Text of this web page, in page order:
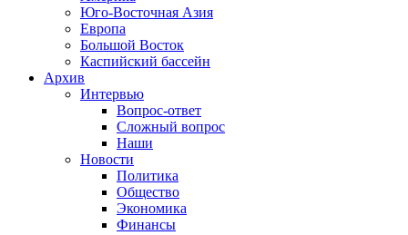
Юго-Восточная Азия
Европа
Большой Восток
Каспийский бассейн
Архив
Интервью
Вопрос-ответ
Сложный вопрос
Наши
Новости
Политика
Общество
Экономика
Финансы